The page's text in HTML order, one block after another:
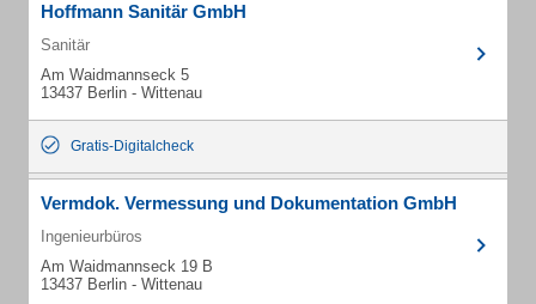
Hoffmann Sanitär GmbH
Sanitär
Am Waidmannseck 5
13437 Berlin - Wittenau
Gratis-Digitalcheck
Vermdok. Vermessung und Dokumentation GmbH
Ingenieurbüros
Am Waidmannseck 19 B
13437 Berlin - Wittenau